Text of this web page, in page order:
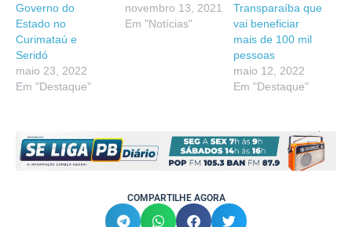
Governo do
Estado no
Curimataú e
Seridó
maio 23, 2022
Em "Destaque"
novembro 13, 2021
Em "Notícias"
Transparaíba que
vai beneficiar
mais de 100 mil
pessoas
maio 12, 2022
Em "Destaque"
COMPARTILHE AGORA